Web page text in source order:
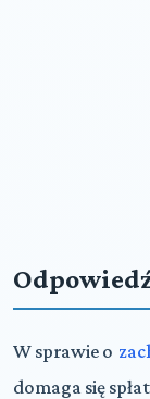
W sprawie o
domaga się